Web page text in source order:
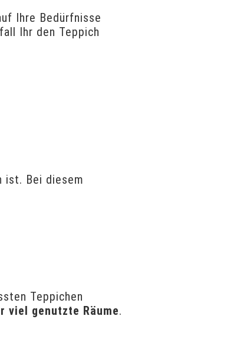
Ihre Bedürfnisse
Ihr den Teppich
ist. Bei diesem
Teppichen
viel genutzte Räume.